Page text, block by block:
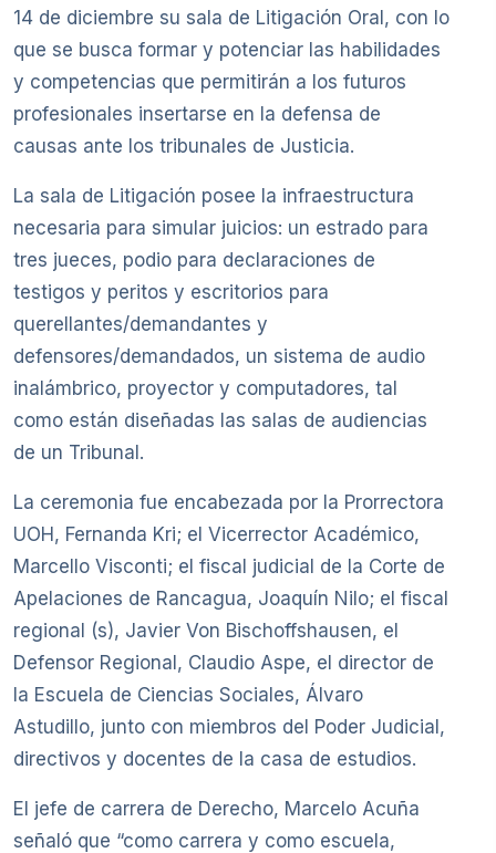
14 de diciembre su sala de Litigación Oral, con lo
que se busca formar y potenciar las habilidades
y competencias que permitirán a los futuros
profesionales insertarse en la defensa de
causas ante los tribunales de Justicia.
La sala de Litigación posee la infraestructura
necesaria para simular juicios: un estrado para
tres jueces, podio para declaraciones de
testigos y peritos y escritorios para
querellantes/demandantes y
defensores/demandados, un sistema de audio
inalámbrico, proyector y computadores, tal
como están diseñadas las salas de audiencias
de un Tribunal.
La ceremonia fue encabezada por la Prorrectora
UOH, Fernanda Kri; el Vicerrector Académico,
Marcello Visconti; el fiscal judicial de la Corte de
Apelaciones de Rancagua, Joaquín Nilo; el fiscal
regional (s), Javier Von Bischoffshausen, el
Defensor Regional, Claudio Aspe, el director de
la Escuela de Ciencias Sociales, Álvaro
Astudillo, junto con miembros del Poder Judicial,
directivos y docentes de la casa de estudios.
El jefe de carrera de Derecho, Marcelo Acuña
señaló que “como carrera y como escuela,